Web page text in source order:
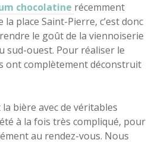
chocolatine récemment
place Saint-Pierre, c’est donc
le goût de la viennoiserie
sud-ouest. Pour réaliser le
ont complètement déconstruit
bière avec de véritables
à la fois très compliqué, pour
au rendez-vous. Nous